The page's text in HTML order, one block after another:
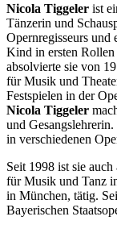
Nicola Tiggeler ist
Tänzerin und
Opernregisseurs und
Kind in ersten Rollen
absolvierte sie von
für Musik und
Festspielen in der
Nicola Tiggeler
und
in verschiedenen
Seit 1998 ist sie
für Musik und Tanz
in München, tätig.
Bayerischen